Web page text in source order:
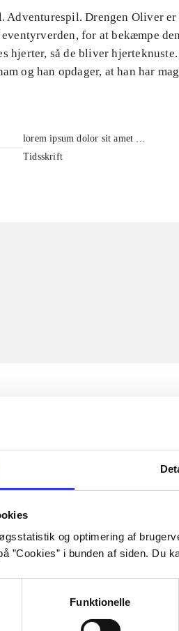
og optimering af
”Cookies” i bunden af siden. Du
Funktionelle
Adventurespil. Drengen Oliver
for at bekæmpe
hjerter, så de bliver
og han opdager, at han har
lorem ipsum dolor sit amet ...
Tidsskrift